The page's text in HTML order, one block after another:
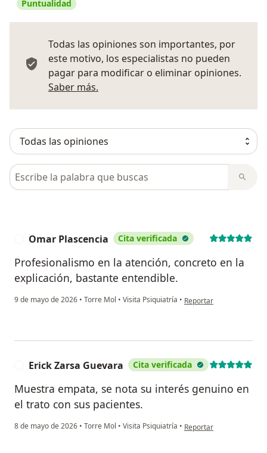
Puntualidad
Todas las opiniones son importantes, por
este motivo, los especialistas no pueden
pagar para modificar o eliminar opiniones.
Saber más.
Busca en opiniones
Omar Plascencia Cita verificada
Profesionalismo en la atención, concreto en la
explicación, bastante entendible.
9 de mayo de 2026 • Torre Mol • Visita Psiquiatría • en opinión del usuario
Reportar
Erick Zarsa Guevara Cita verificada
Muestra empata, se nota su interés genuino en
el trato con sus pacientes.
8 de mayo de 2026 • Torre Mol • Visita Psiquiatría • en opinión del usuario
Reportar